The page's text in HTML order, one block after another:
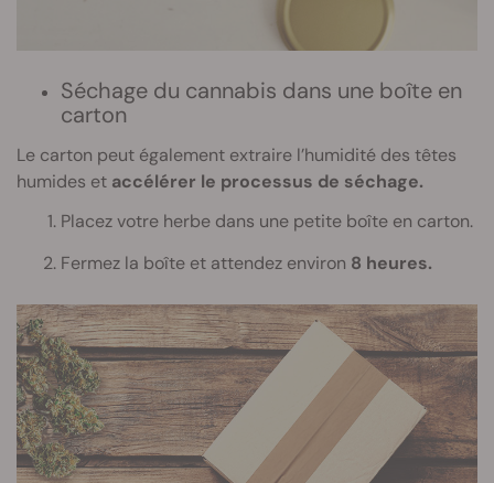
Séchage du cannabis dans une boîte en
carton
Le carton peut également extraire l’humidité des têtes
humides et accélérer le processus de séchage.
Placez votre herbe dans une petite boîte en carton.
Fermez la boîte et attendez environ 8 heures.